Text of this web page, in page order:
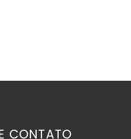
CONTATO